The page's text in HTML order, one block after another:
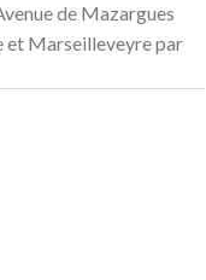
de Mazargues
et Marseilleveyre par